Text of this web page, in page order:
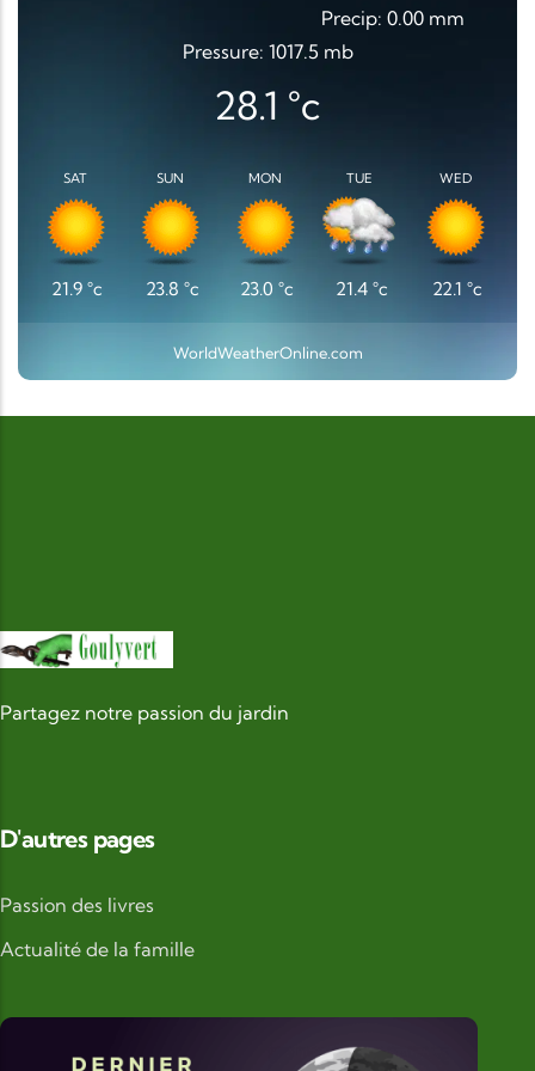
Precip: 0.00 mm
Pressure: 1017.5 mb
28.1 °c
SAT
21.9 °c
SUN
23.8 °c
MON
23.0 °c
TUE
21.4 °c
WED
22.1 °c
WorldWeatherOnline.com
Partagez notre passion du jardin
D'autres pages
Passion des livres
Actualité de la famille